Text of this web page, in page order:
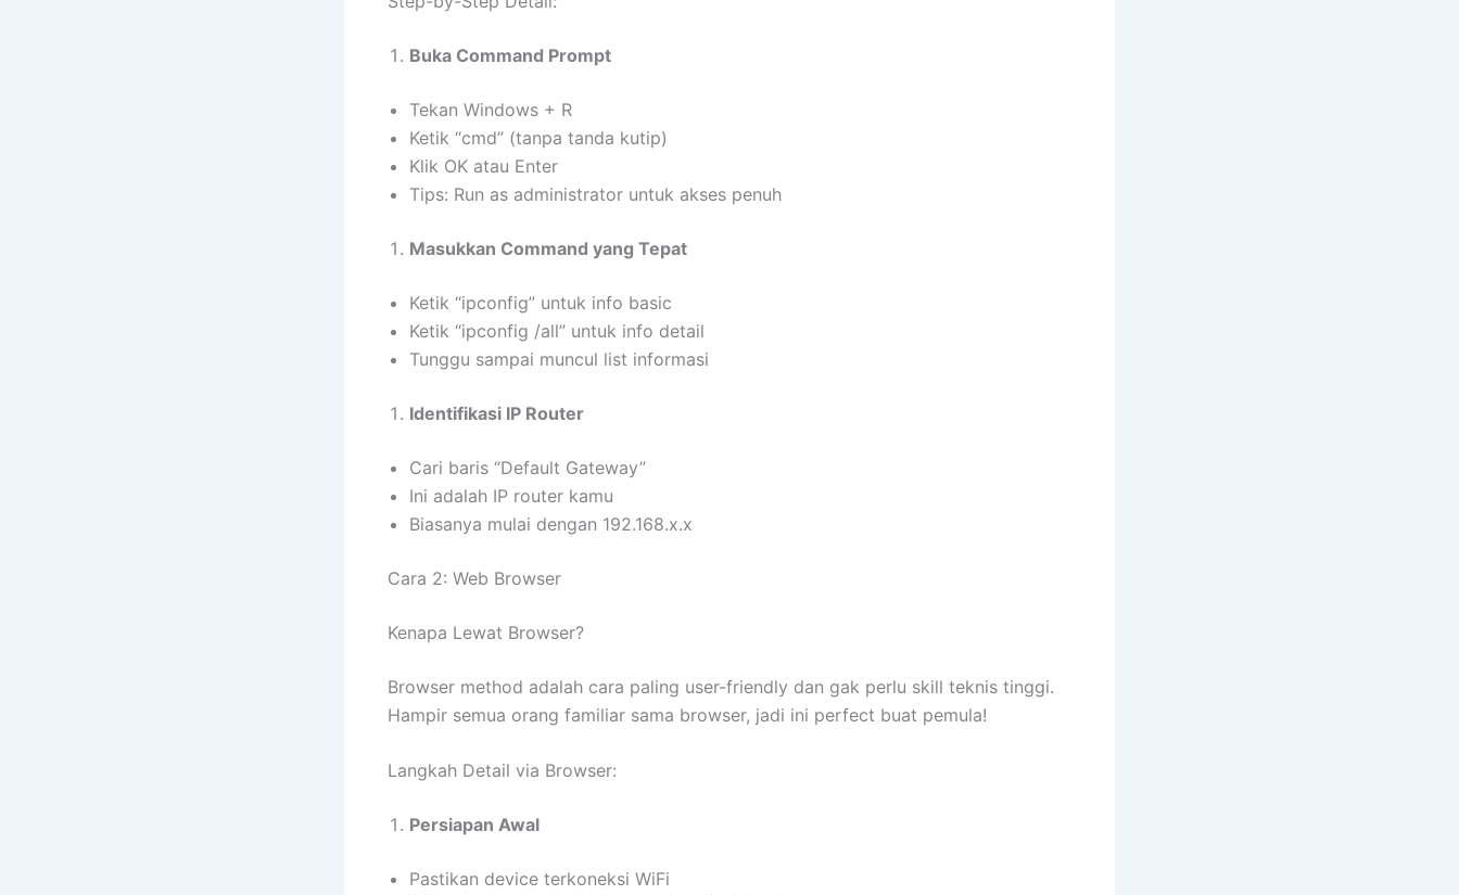
Buka Command Prompt
Tekan Windows + R
Ketik “cmd” (tanpa tanda kutip)
Klik OK atau Enter
Tips: Run as administrator untuk akses penuh
Masukkan Command yang Tepat
Ketik “ipconfig” untuk info basic
Ketik “ipconfig /all” untuk info detail
Tunggu sampai muncul list informasi
Identifikasi IP Router
Cari baris “Default Gateway”
Ini adalah IP router kamu
Biasanya mulai dengan 192.168.x.x
Cara 2: Web Browser
Kenapa Lewat Browser?
Browser method adalah cara paling user-friendly dan gak perlu skill teknis tinggi.
Hampir semua orang familiar sama browser, jadi ini perfect buat pemula!
Langkah Detail via Browser:
Persiapan Awal
Pastikan device terkoneksi WiFi